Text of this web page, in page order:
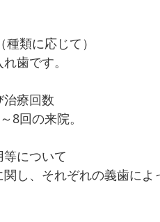
類に応じて）
歯です。
療回数
8回の来院。
について
し、それぞれの義歯に